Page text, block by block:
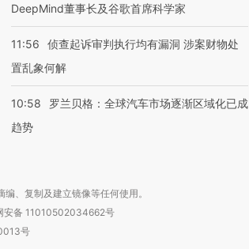
DeepMind董事长及谷歌首席科学家
11:56
侦查起诉审判执行均有漏洞 涉案财物处
置乱象何解
10:58
罗兰贝格：全球汽车市场逐渐区域化已成
趋势
、复制及建立镜像等任何使用。
安备 11010502034662号
号